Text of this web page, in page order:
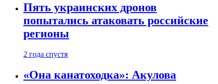
Пять украинских дронов
попытались атаковать российские
регионы
2 года спустя
«Она канатоходка»: Акулова